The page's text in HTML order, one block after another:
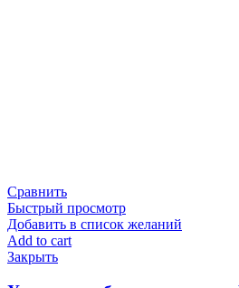
Сравнить
Быстрый просмотр
Добавить в список желаний
Add to cart
Закрыть